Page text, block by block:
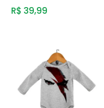
R$ 39,99